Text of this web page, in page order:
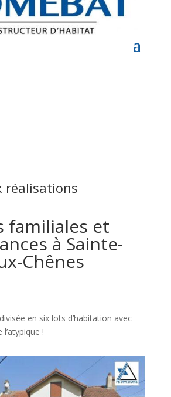
réalisations
familiales et
à Sainte-
Chênes
en six lots d’habitation avec
!